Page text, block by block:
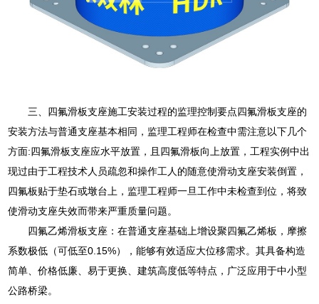
三、四氟滑板支座施工安装过程的监理控制要点四氟滑板支座的
安装方法与普通支座基本相同，监理工程师在检查中需注意以下几个
方面:四氟滑板支座应水平放置，且四氟滑板向上放置，工程实例中出
现过由于工程技术人员疏忽和操作工人的随意使滑动支座安装倒置，
四氟板贴于垫石或墩台上，监理工程师一旦工作中未检查到位，将致
使滑动支座失效而带来严重质量问题。
四氟乙烯滑板支座：在普通支座基础上增设聚四氟乙烯板，摩擦
系数极低（可低至0.15%），能够有效适应大位移需求。其具备构造
简单、价格低廉、易于更换、建筑高度低等特点，广泛应用于中小型
公路桥梁。